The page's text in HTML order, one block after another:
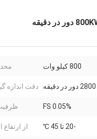
800 کیلو وات
2800 دور در دقیقه دقت اندازه
0.05% FS
-20 تا 45 ℃ از ارتفاع